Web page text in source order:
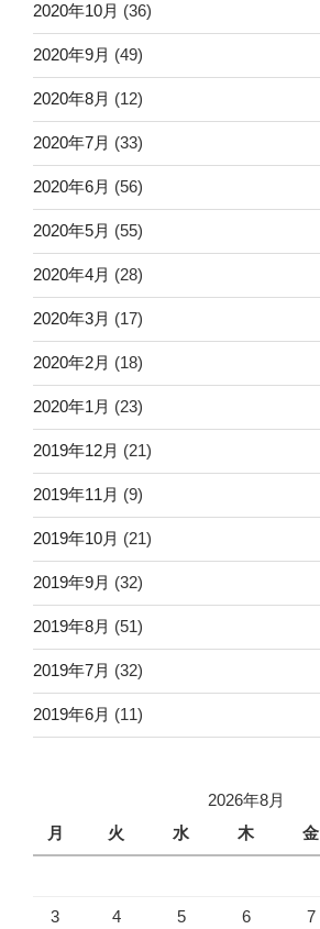
2020年10月 (36)
2020年9月 (49)
2020年8月 (12)
2020年7月 (33)
2020年6月 (56)
2020年5月 (55)
2020年4月 (28)
2020年3月 (17)
2020年2月 (18)
2020年1月 (23)
2019年12月 (21)
2019年11月 (9)
2019年10月 (21)
2019年9月 (32)
2019年8月 (51)
2019年7月 (32)
2019年6月 (11)
2026年8月
月
火 水 木 金
3 4 5 6 7